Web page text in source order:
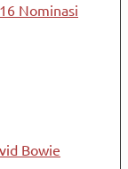
Nominasi
Bowie